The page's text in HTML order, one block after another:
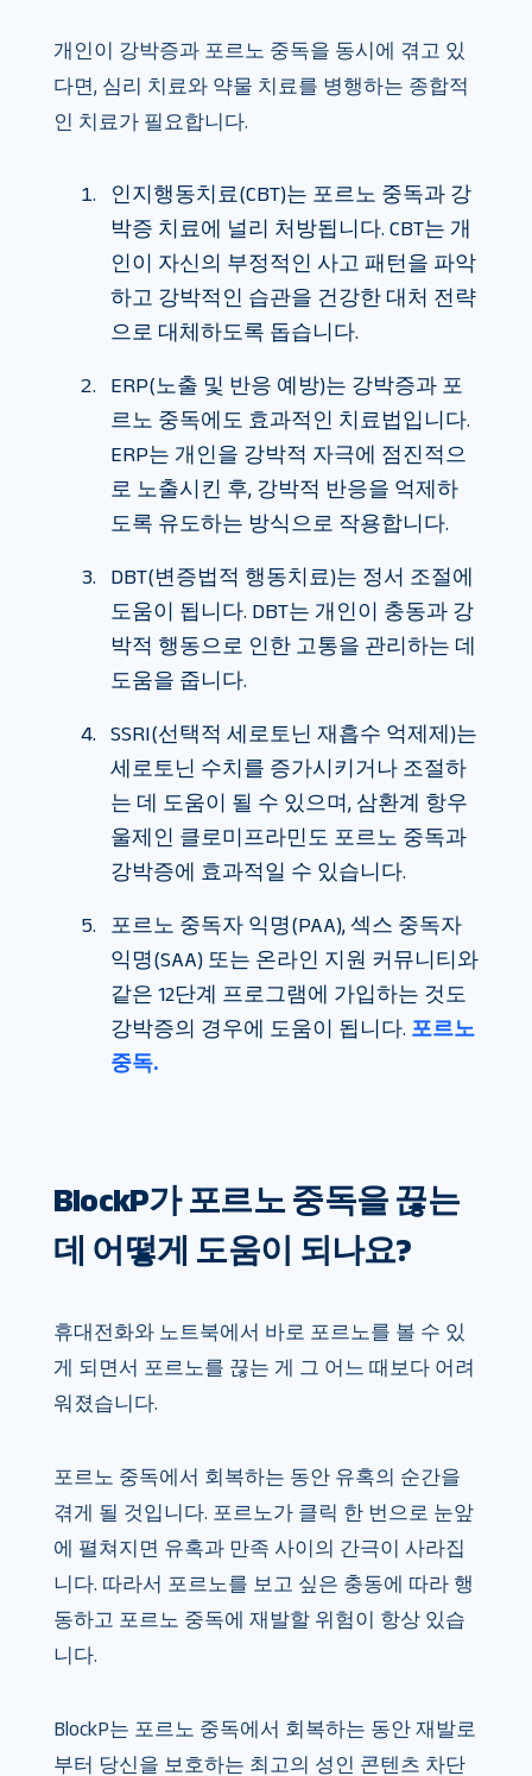
개인이 강박증과 포르노 중독을 동시에 겪고 있
다면, 심리 치료와 약물 치료를 병행하는 종합적
인 치료가 필요합니다.
인지행동치료(CBT)는 포르노 중독과 강
박증 치료에 널리 처방됩니다. CBT는 개
인이 자신의 부정적인 사고 패턴을 파악
하고 강박적인 습관을 건강한 대처 전략
으로 대체하도록 돕습니다.
ERP(노출 및 반응 예방)는 강박증과 포
르노 중독에도 효과적인 치료법입니다.
ERP는 개인을 강박적 자극에 점진적으
로 노출시킨 후, 강박적 반응을 억제하
도록 유도하는 방식으로 작용합니다.
DBT(변증법적 행동치료)는 정서 조절에
도움이 됩니다. DBT는 개인이 충동과 강
박적 행동으로 인한 고통을 관리하는 데
도움을 줍니다.
SSRI(선택적 세로토닌 재흡수 억제제)는
세로토닌 수치를 증가시키거나 조절하
는 데 도움이 될 수 있으며, 삼환계 항우
울제인 클로미프라민도 포르노 중독과
강박증에 효과적일 수 있습니다.
포르노 중독자 익명(PAA), 섹스 중독자
익명(SAA) 또는 온라인 지원 커뮤니티와
같은 12단계 프로그램에 가입하는 것도
강박증의 경우에 도움이 됩니다. 포르노
중독.
BlockP가 포르노 중독을 끊는
데 어떻게 도움이 되나요?
휴대전화와 노트북에서 바로 포르노를 볼 수 있
게 되면서 포르노를 끊는 게 그 어느 때보다 어려
워졌습니다.
포르노 중독에서 회복하는 동안 유혹의 순간을
겪게 될 것입니다. 포르노가 클릭 한 번으로 눈앞
에 펼쳐지면 유혹과 만족 사이의 간극이 사라집
니다. 따라서 포르노를 보고 싶은 충동에 따라 행
동하고 포르노 중독에 재발할 위험이 항상 있습
니다.
BlockP는 포르노 중독에서 회복하는 동안 재발로
부터 당신을 보호하는 최고의 성인 콘텐츠 차단